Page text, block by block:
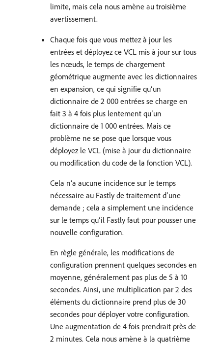
limite, mais cela nous amène au troisième
avertissement.
Chaque fois que vous mettez à jour les
entrées et déployez ce VCL mis à jour sur tous
les nœuds, le temps de chargement
géométrique augmente avec les dictionnaires
en expansion, ce qui signifie qu’un
dictionnaire de 2 000 entrées se charge en
fait 3 à 4 fois plus lentement qu’un
dictionnaire de 1 000 entrées. Mais ce
problème ne se pose que lorsque vous
déployez le VCL (mise à jour du dictionnaire
ou modification du code de la fonction VCL).
Cela n’a aucune incidence sur le temps
nécessaire au Fastly de traitement d’une
demande ; cela a simplement une incidence
sur le temps qu’il Fastly faut pour pousser une
nouvelle configuration.
En règle générale, les modifications de
configuration prennent quelques secondes en
moyenne, généralement pas plus de 5 à 10
secondes. Ainsi, une multiplication par 2 des
éléments du dictionnaire prend plus de 30
secondes pour déployer votre configuration.
Une augmentation de 4 fois prendrait près de
2 minutes. Cela nous amène à la quatrième